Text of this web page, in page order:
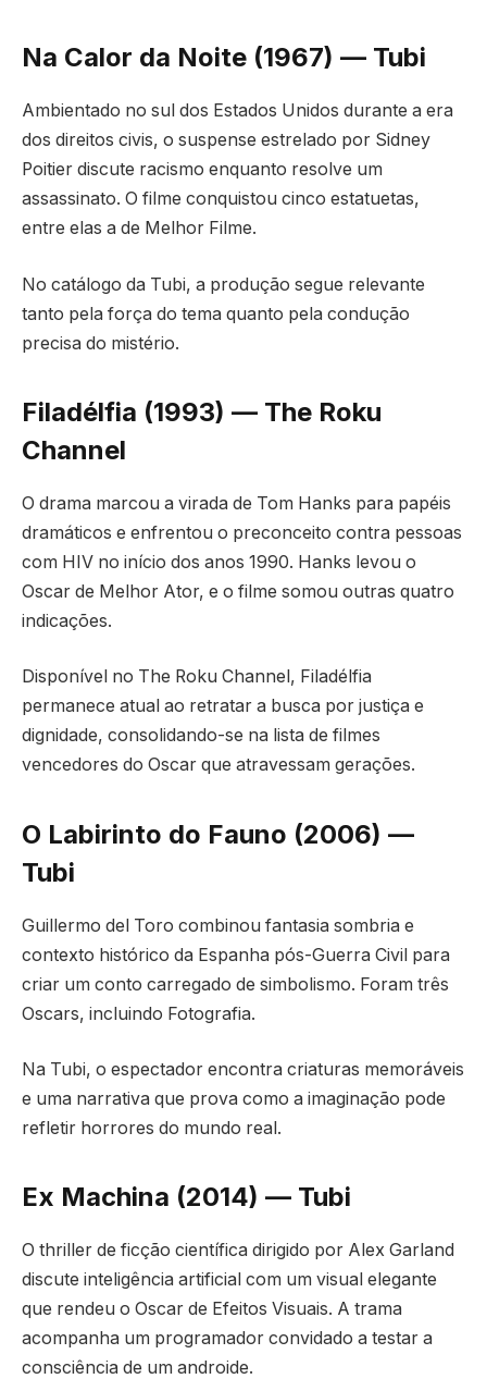
Na Calor da Noite (1967) — Tubi
Ambientado no sul dos Estados Unidos durante a era
dos direitos civis, o suspense estrelado por Sidney
Poitier discute racismo enquanto resolve um
assassinato. O filme conquistou cinco estatuetas,
entre elas a de Melhor Filme.
No catálogo da Tubi, a produção segue relevante
tanto pela força do tema quanto pela condução
precisa do mistério.
Filadélfia (1993) — The Roku
Channel
O drama marcou a virada de Tom Hanks para papéis
dramáticos e enfrentou o preconceito contra pessoas
com HIV no início dos anos 1990. Hanks levou o
Oscar de Melhor Ator, e o filme somou outras quatro
indicações.
Disponível no The Roku Channel, Filadélfia
permanece atual ao retratar a busca por justiça e
dignidade, consolidando-se na lista de filmes
vencedores do Oscar que atravessam gerações.
O Labirinto do Fauno (2006) —
Tubi
Guillermo del Toro combinou fantasia sombria e
contexto histórico da Espanha pós-Guerra Civil para
criar um conto carregado de simbolismo. Foram três
Oscars, incluindo Fotografia.
Na Tubi, o espectador encontra criaturas memoráveis
e uma narrativa que prova como a imaginação pode
refletir horrores do mundo real.
Ex Machina (2014) — Tubi
O thriller de ficção científica dirigido por Alex Garland
discute inteligência artificial com um visual elegante
que rendeu o Oscar de Efeitos Visuais. A trama
acompanha um programador convidado a testar a
consciência de um androide.